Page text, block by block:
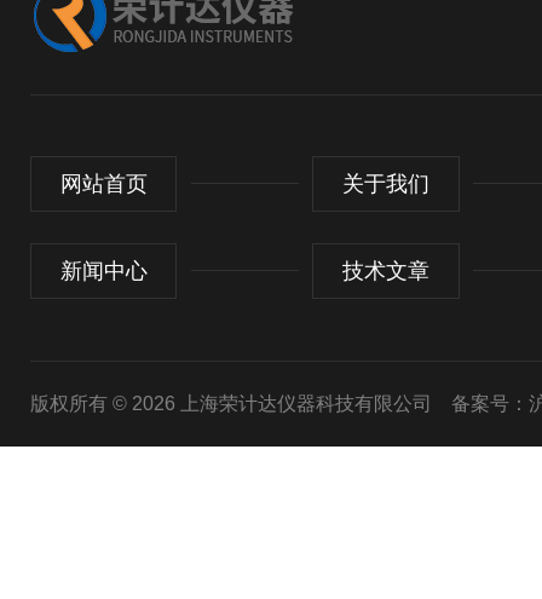
网站首页 关于我们
新闻中心 技术文章
版权所有 © 2026 上海荣计达仪器科技有限公司 备案号：